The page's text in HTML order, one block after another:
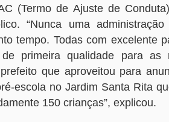
(Termo de Ajuste de
“Nunca uma
tempo. Todas com excelente
de primeira qualidade para as
que aproveitou para
escola no Jardim Santa Rita
150 crianças”, explicou.